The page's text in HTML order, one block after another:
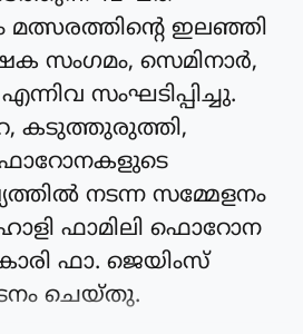
ഇലഞ്ഞി
സംഗമം, സെമിനാർ,
സംഘടിപ്പിച്ചു.
കടുത്തുരുത്തി,
നടന്ന സമ്മേളനം
ഫാമിലി ഫൊറോന
ഫാ. ജെയിംസ്
ചെയ്തു.